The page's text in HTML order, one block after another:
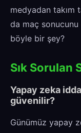
medyadan takım
da maç
böyle bir şey?
Sık Sorulan
Yapay zeka
güvenilir?
Günümüz yapay